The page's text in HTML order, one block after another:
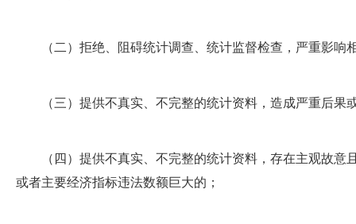
（二）拒绝、阻碍统计调查、统计监督检查，严重影响
（三）提供不真实、不完整的统计资料，造成严重后果
（四）提供不真实、不完整的统计资料，存在主观故意
或者主要经济指标违法数额巨大的；